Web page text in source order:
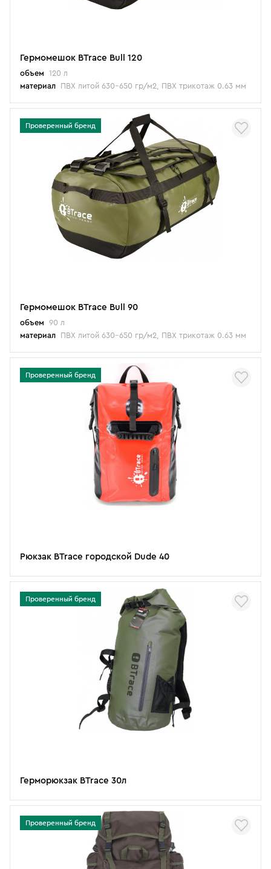
Гермомешок BTrace Bull 120
объем
120 л
материал
ПВХ литой 630-650 гр/м2, ПВХ трикотаж 0.63 мм
Проверенный бренд
Гермомешок BTrace Bull 90
объем
90 л
материал
ПВХ литой 630-650 гр/м2, ПВХ трикотаж 0.63 мм
Проверенный бренд
Рюкзак BTrace городской Dude 40
Проверенный бренд
Герморюкзак BTrace 30л
Проверенный бренд